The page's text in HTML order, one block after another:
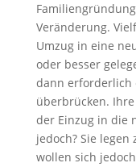
Veränderung.
Umzug in eine
oder besser
dann erforderlich
überbrücken.
der Einzug in die
jedoch? Sie legen
wollen sich